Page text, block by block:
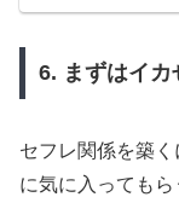
6. まずはイカ
セフレ関係を築
に気に入っても